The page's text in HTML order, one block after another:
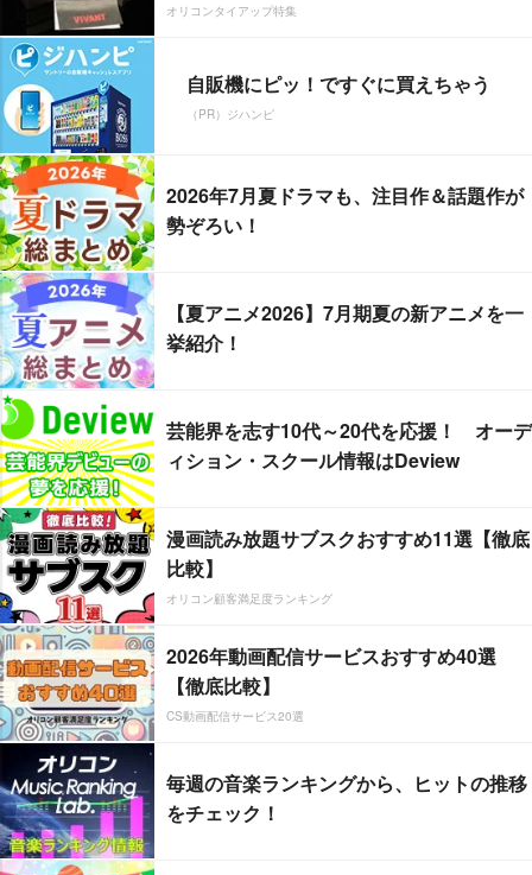
オリコンタイアップ特集
自販機にピッ！ですぐに買えちゃう
（PR）ジハンピ
2026年7月夏ドラマも、注目作＆話題作が
勢ぞろい！
【夏アニメ2026】7月期夏の新アニメを一
挙紹介！
芸能界を志す10代～20代を応援！ オーデ
ィション・スクール情報はDeview
漫画読み放題サブスクおすすめ11選【徹底
比較】
オリコン顧客満足度ランキング
2026年動画配信サービスおすすめ40選
【徹底比較】
CS動画配信サービス20選
毎週の音楽ランキングから、ヒットの推移
をチェック！